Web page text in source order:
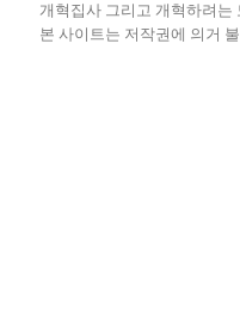
개혁집사 그리고 개혁하려는
본 사이트는 저작권에 의거